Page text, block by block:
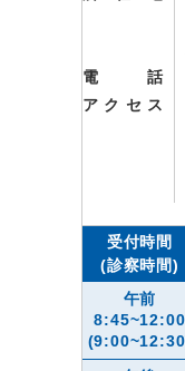
電話
アクセス